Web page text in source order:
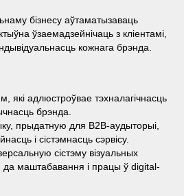
бізнесу аўтаматызаваць
ўзаемадзейнічаць з кліентамі,
кожнага брэнда.
які адлюстроўвае тэхналагічнасць
брэнда.
прыдатную для B2B-аудыторыі,
і сістэмнасць сэрвісу.
сістэму візуальных
да маштабавання і працы ў digital-